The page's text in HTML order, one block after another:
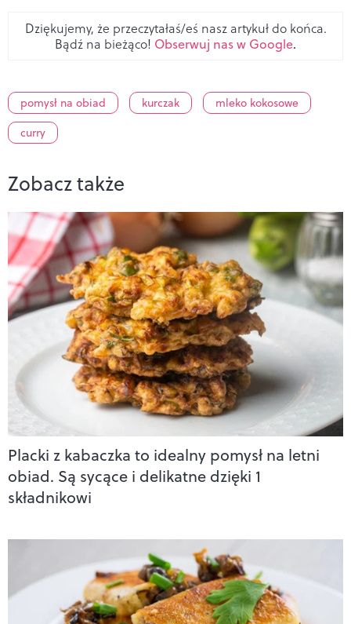
Dziękujemy, że przeczytałaś/eś nasz artykuł do końca.
Bądź na bieżąco! Obserwuj nas w Google.
pomysł na obiad kurczak
mleko kokosowe
curry
Zobacz także
Placki z kabaczka to idealny pomysł na letni
obiad. Są sycące i delikatne dzięki 1
składnikowi